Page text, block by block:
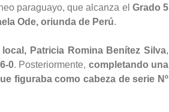
paraguayo, que alcanza el Grado 5
Ode, oriunda de Perú.
Patricia Romina Benítez Silva,
0. Posteriormente, completando una
figuraba como cabeza de serie Nº